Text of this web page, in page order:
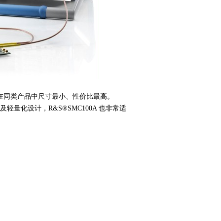
类产品中尺寸最小、性价比最高。
轻量化设计， R&S®SMC100A 也非常适